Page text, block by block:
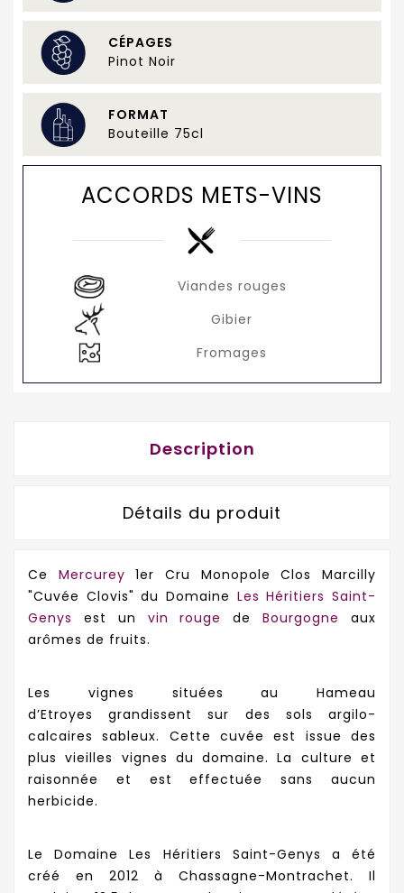
CÉPAGES
Pinot Noir
FORMAT
Bouteille 75cl
ACCORDS METS-VINS
Viandes rouges
Gibier
Fromages
Description
Détails du produit
Ce Mercurey 1er Cru Monopole Clos Marcilly
"Cuvée Clovis" du Domaine Les Héritiers Saint-
Genys est un vin rouge deBourgogne
aux
arômes de fruits.
Les vignes situéesau Hameau
d’Etroyesgrandissent sur des solsargilo-
calcaires sableux. Cette cuvée est issue des
plus vieilles vignes du domaine. La culture et
raisonnée et est effectuée sans
aucun
herbicide.
Le Domaine Les Héritiers Saint-Genys a été
créé en 2012 à Chassagne-Montrachet. Il